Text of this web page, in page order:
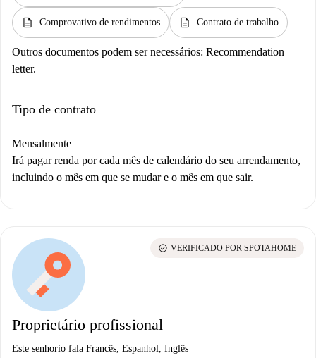
description Comprovativo de rendimentos description Contrato de trabalho
Outros documentos podem ser necessários: Recommendation
letter.
Tipo de contrato
Mensalmente
Irá pagar renda por cada mês de calendário do seu arrendamento,
incluindo o mês em que se mudar e o mês em que sair.
Proprietário profissional
Este senhorio fala Francês, Espanhol, Inglês
check_circle VERIFICADO POR SPOTAHOME